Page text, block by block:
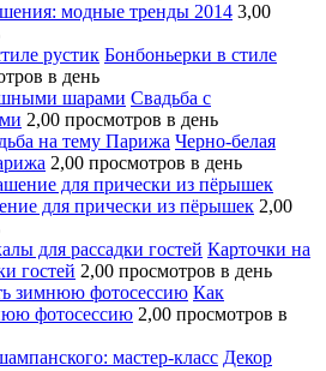
модные тренды 2014 3,00
Бонбоньерки в стиле
в день
Свадьба с
2,00 просмотров в день
Черно-белая
2,00 просмотров в день
для прически из пёрышек 2,00
Карточки на
гостей 2,00 просмотров в день
Как
фотосессию 2,00 просмотров в
Декор